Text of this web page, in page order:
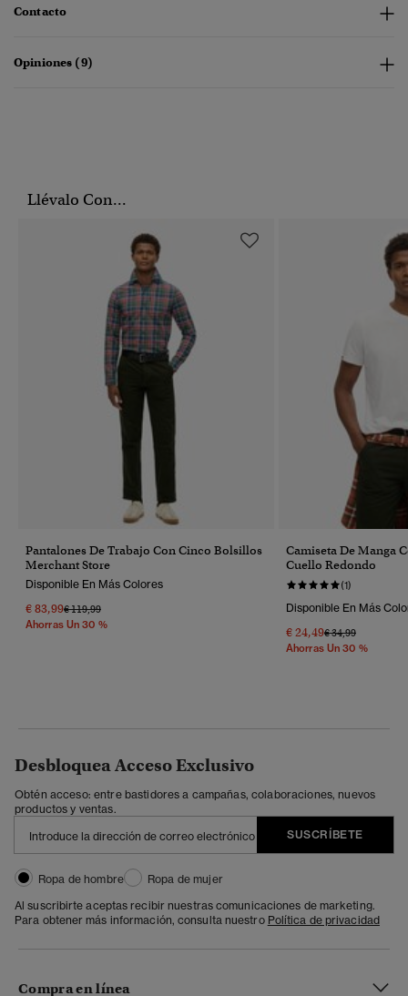
Contacto
Opiniones (9)
Llévalo Con...
Pantalones De Trabajo Con Cinco Bolsillos
Merchant Store
Disponible En Más Colores
€ 83,99Precio Rebajado De
€ 119,99A
Ahorras Un 30 %
Camiseta De Manga
Cuello Redondo
(1)
Disponible En Más
€ 24,49Precio Rebajado
€ 34,99A
Ahorras Un 30 %
Desbloquea Acceso Exclusivo
Obtén acceso: entre bastidores a campañas, colaboraciones, nuevos
productos y ventas.
SUSCRÍBETE
Ropa de hombre
Ropa de mujer
Al suscribirte aceptas recibir nuestras comunicaciones de marketing.
Para obtener más información, consulta nuestro Política de privacidad
Compra en línea